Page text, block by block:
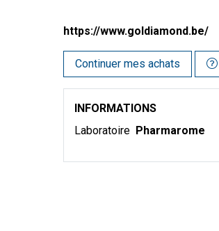
https://www.goldiamond.be/
Continuer mes achats
INFORMATIONS
Laboratoire Pharmarome